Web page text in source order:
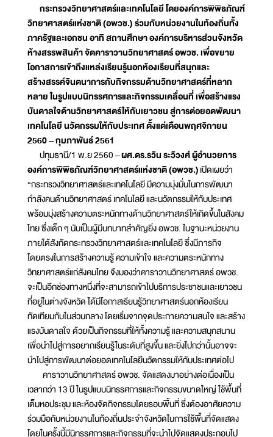
กระทรวงวิทยาศาสตร์และเทคโนโลยี โดยองค์การพิพิธภัณฑ์
วิทยาศาสตร์แห่งชาติ (อพวช.) ร่วมกับหน่วยงานในท้องถิ่นทั้ง
ภาครัฐและเอกชน อาทิ สถานศึกษา องค์การบริหารส่วนจังหวัด
ห้างสรรพสินค้า จัดคาราวานวิทยาศาสตร์ อพวช. เพื่อขยาย
โอกาสการเข้าถึงแหล่งเรียนรู้นอกห้องเรียนที่สนุกและ
สร้างสรรค์จินตนาการกับกิจกรรมด้านวิทยาศาสตร์ที่หลาก
หลาย ในรูปแบบนิทรรศการและกิจกรรมเคลื่อนที่ เพื่อสร้างแรง
บันดาลใจด้านวิทยาศาสตร์ให้กับเยาวชน สู่การต่อยอดพัฒนา
เทคโนโลยี นวัตกรรมให้กับประเทศ ตั้งแต่เดือนพฤศจิกายน
2560 – กุมภาพันธ์ 2561
ปทุมธานี/1 พ.ย 2560 –ผศ.ดร.รวิน ระวิวงศ์ ผู้อำนวยการ
องค์การพิพิธภัณฑ์วิทยาศาสตร์แห่งชาติ (อพวช.)เปิดเผยว่า
“กระทรวงวิทยาศาสตร์และเทคโนโลยี มีความมุ่งมั่นในการพัฒนา
กำลังคนด้านวิทยาศาสตร์ เทคโนโลยี และนวัตกรรมให้กับประเทศ
พร้อมมุ่งสร้างความตระหนักทางด้านวิทยาศาสตร์ให้เกิดขึ้นในสังคม
ไทย ซึ่งเด็ก ๆ นับเป็นผู้มีบทบาทสำคัญยิ่ง อพวช. ในฐานะหน่วยงาน
ภายใต้สังกัดกระทรวงวิทยาศาสตร์และเทคโนโลยี ซึ่งมีภารกิจ
โดยตรงในการสร้างความรู้ ความเข้าใจ และความตระหนักทาง
วิทยาศาสตร์แก่สังคมไทย จึงมองว่าคาราวานวิทยาศาสตร์ อพวช.
จะเป็นอีกช่องทางหนึ่งที่จะสามารถเข้าไปบริการประชาชนและเยาวชน
ที่อยู่ในต่างจังหวัด ได้มีโอกาสเรียนรู้วิทยาศาสตร์นอกห้องเรียน
ทัดเทียมกับในส่วนกลาง โดยเริ่มจากจุดประกายความสนใจ และสร้าง
แรงบันดาลใจ ด้วยเป็นกิจกรรมที่ให้ทั้งความรู้ และความสนุกสนาน
เพื่อนำไปสู่การอยากเรียนรู้ในระดับที่สูงขึ้น และยิ่งไปกว่านั้นอาจจะ
นำไปสู่การพัฒนาต่อยอดเทคโนโลยีนวัตกรรมให้กับประเทศต่อไป
คาราวานวิทยาศาสตร์ อพวช. จัดแสดงมาอย่างต่อเนื่องเป็น
เวลากว่า 13 ปี ในรูปแบบนิทรรศการและกิจกรรมขนาดใหญ่ ใช้พื้นที่
เต็มหอประชุม และห้องจัดกิจกรรมโดยรอบพื้นที่ ซึ่งต้องอาศัยความ
ร่วมมือกับหน่วยงานในท้องถิ่นประจำจังหวัดในการใช้พื้นที่จัดแสดง
โดยในครั้งนี้มีนิทรรศการและกิจกรรมที่จะนำไปจัดแสดงประกอบไป